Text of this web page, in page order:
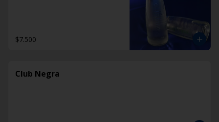
$7.500
Club Negra